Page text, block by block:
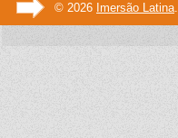
© 2026 Imersão Latina.